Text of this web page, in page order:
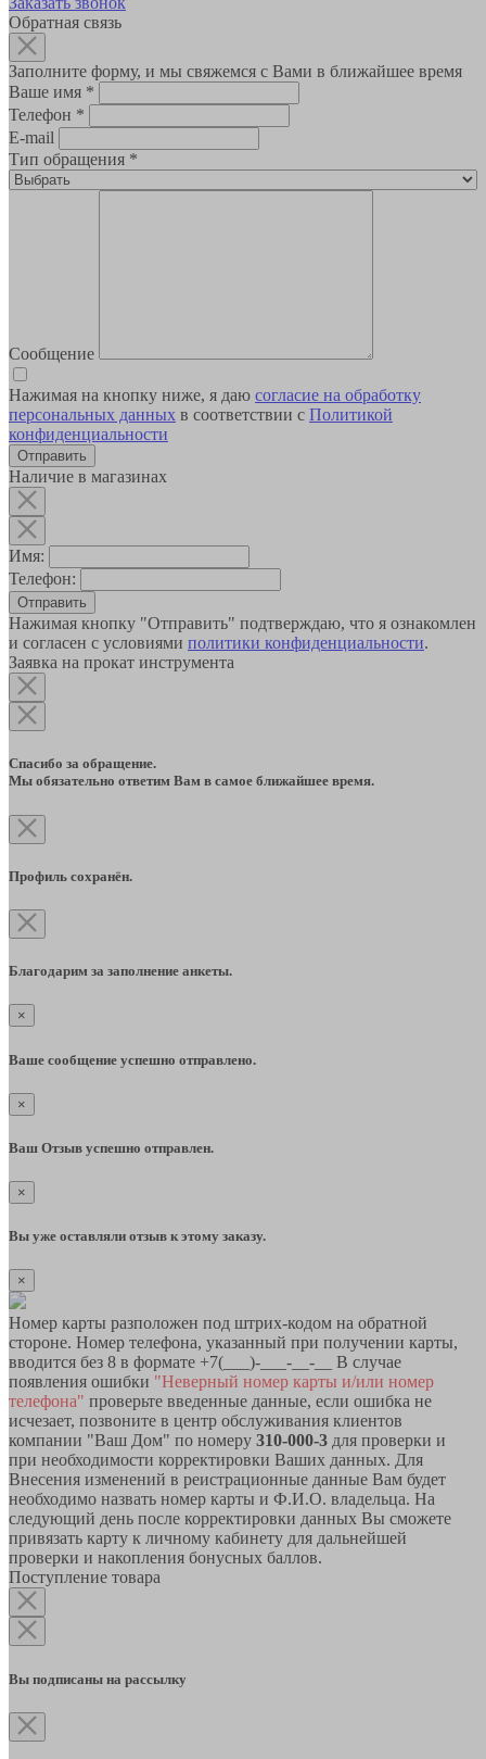
Обратная связь
Заполните форму, и мы свяжемся с Вами в ближайшее время
Ваше имя *
Телефон *
E-mail
Тип обращения *
Сообщение
Нажимая на кнопку ниже, я даю согласие на обработку
персональных данных в соответствии с Политикой
конфиденциальности
Наличие в магазинах
Имя:
Телефон:
Отправить
Нажимая кнопку "Отправить" подтверждаю, что я ознакомлен
и согласен с условиями политики конфиденциальности.
Заявка на прокат инструмента
Спасибо за обращение.
Мы обязательно ответим Вам в самое ближайшее время.
Профиль сохранён.
Благодарим за заполнение анкеты.
×
Ваше сообщение успешно отправлено.
×
Ваш Отзыв успешно отправлен.
×
Вы уже оставляли отзыв к этому заказу.
×
Номер карты разположен под штрих-кодом на обратной
стороне. Номер телефона, указанный при получении карты,
вводится без 8 в формате +7(___)-___-__-__ В случае
появления ошибки "Неверный номер карты и/или номер
телефона" проверьте введенные данные, если ошибка не
исчезает, позвоните в центр обслуживания клиентов
компании "Ваш Дом" по номеру 310-000-3 для проверки и
при необходимости корректировки Ваших данных. Для
Внесения изменений в реистрационные данные Вам будет
необходимо назвать номер карты и Ф.И.О. владельца. На
следующий день после корректировки данных Вы сможете
привязать карту к личному кабинету для дальнейшей
проверки и накопления бонусных баллов.
Поступление товара
Вы подписаны на рассылку